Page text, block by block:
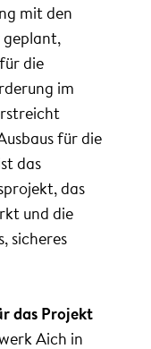
mit den
geplant,
die
im
für die
das
das
und die
sicheres
das Projekt
Aich in